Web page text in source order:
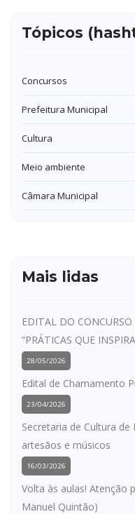
Tópicos
Concursos
Prefeitura Municipal
Cultura
Meio ambiente
Câmara Municipal
Mais lidas
EDITAL DO
“PRÁTICAS QUE
28/05/2026
Edital de Chamamento
23/04/2026
Secretaria de Cultura
artesãos e músicos
16/03/2026
Volta às aulas! Atenção
Manuel Quintão)